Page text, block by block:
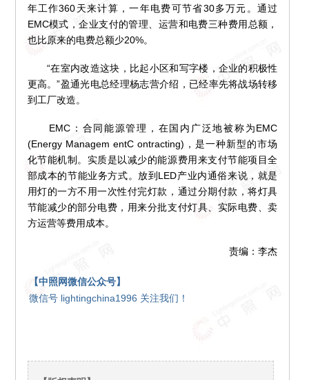
年工作360天来计算，一年电费可节省30多万元。通过
EMC模式，企业支付的管理、运营和电费三种费用总额，
也比原来的电费总额少20%。
“在室内改造这块，比起小区和写字楼，企业的积极性
更高。”盈通光电总经理杨志营介绍，已经率先将战场转移
到工厂改造。
EMC：合同能源管理，在国内广泛地被称为EMC
(Energy Managem entC ontracting)，是一种新型的市场
化节能机制。实质是以减少的能源费用来支付节能项目全
部成本的节能业务方式。放到LED产业内通俗来说，就是
用灯的一方不用一次性付完灯款，通过分期付款，将灯具
节能减少的部分电费，用来分批支付灯具、实际电费、卖
方运营等费用成本。
责编：李杰
【中照网微信公众号】
微信号 lightingchina1996 关注我们！